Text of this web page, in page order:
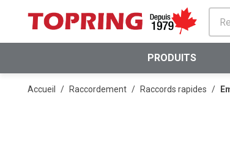
PASSER AU CONTENU PRINCIPAL
PRODUITS
Accueil / Raccordement / Raccords rapides /